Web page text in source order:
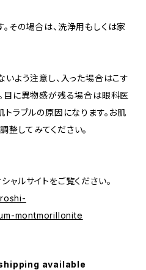
その場合は、洗浄用もしくは家
よう注意し、入った場合はこす
目に異物感が残る場合は眼科医
トラブルの原因になります。お肌
してみてください。
ャルサイトをご覧ください。
montmorillonite
available